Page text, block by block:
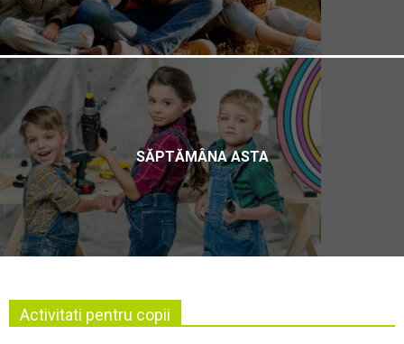
SĂPTĂMÂNA ASTA
Activitati pentru copii